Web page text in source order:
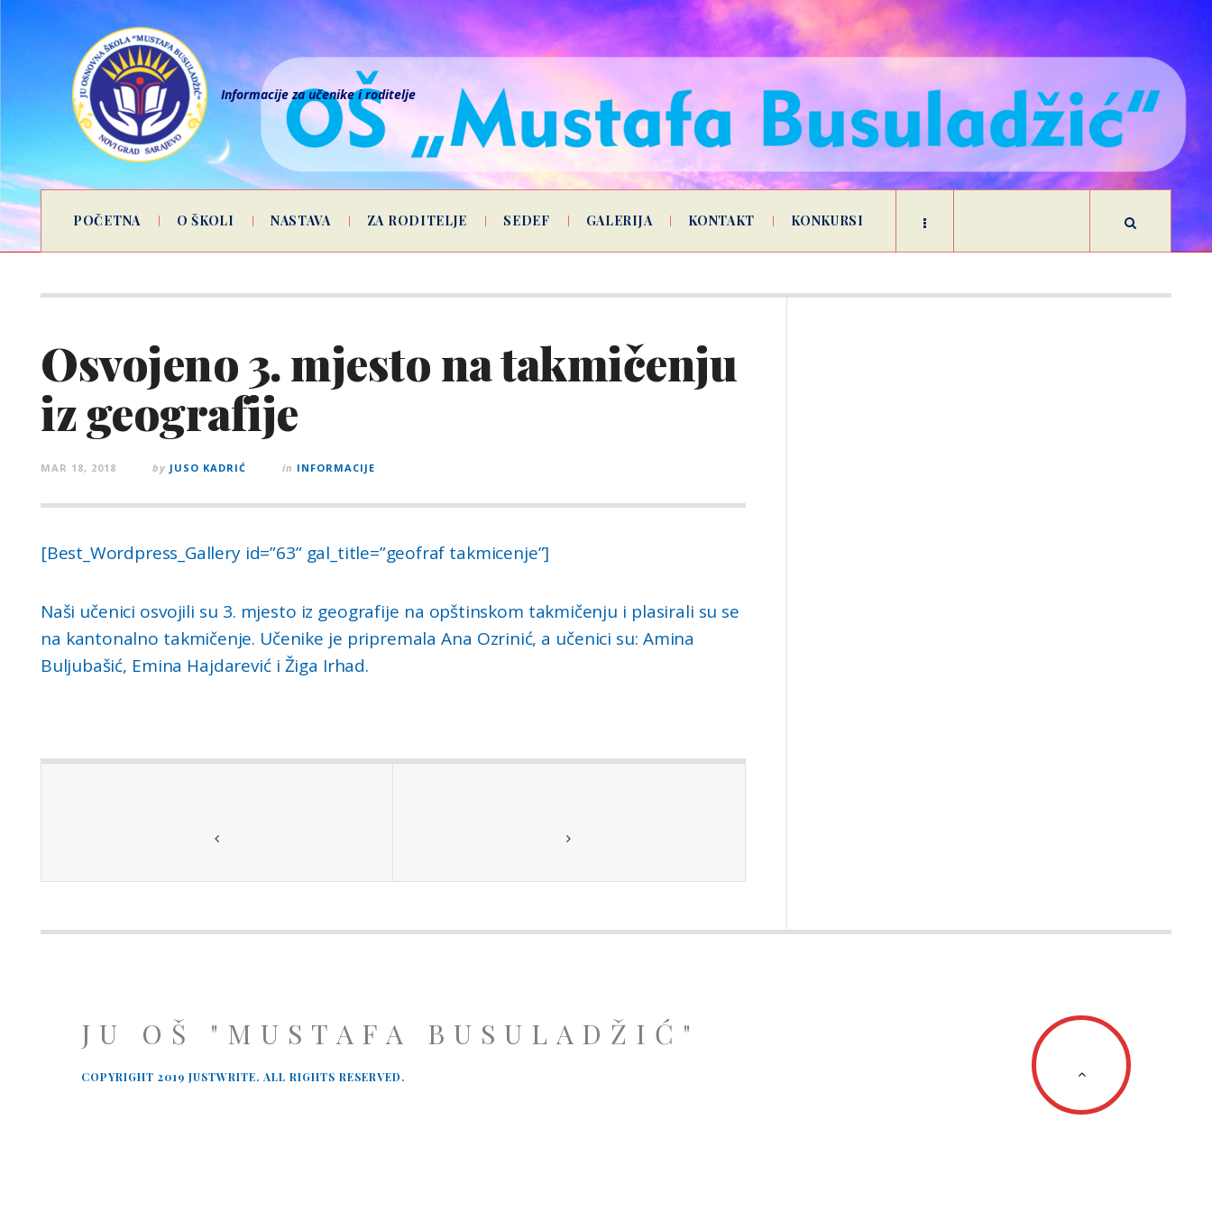
Informacije za učenike i roditelje
POČETNA O ŠKOLI NASTAVA ZA RODITELJE SEDEF GALERIJA KONTAKT KONKURSI
Osvojeno 3. mjesto na takmičenju
iz geografije
MAR 18, 2018 by JUSO KADRIĆ in INFORMACIJE
[Best_Wordpress_Gallery id=”63” gal_title=”geofraf takmicenje”]
Naši učenici osvojili su 3. mjesto iz geografije na opštinskom takmičenju i plasirali su se
na kantonalno takmičenje. Učenike je pripremala Ana Ozrinić, a učenici su: Amina
Buljubašić, Emina Hajdarević i Žiga Irhad.
JU OŠ "MUSTAFA BUSULADŽIĆ"
COPYRIGHT 2019 JUSTWRITE. ALL RIGHTS RESERVED.